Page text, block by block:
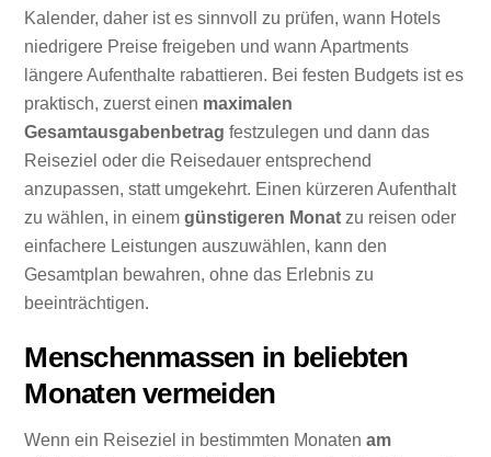
Kalender, daher ist es sinnvoll zu prüfen, wann Hotels
niedrigere Preise freigeben und wann Apartments
längere Aufenthalte rabattieren. Bei festen Budgets ist es
praktisch, zuerst einen maximalen
Gesamtausgabenbetrag festzulegen und dann das
Reiseziel oder die Reisedauer entsprechend
anzupassen, statt umgekehrt. Einen kürzeren Aufenthalt
zu wählen, in einemgünstigeren Monat zu reisen oder
einfachere Leistungen auszuwählen, kann den
Gesamtplan bewahren, ohne das Erlebnis zu
beeinträchtigen.
Menschenmassen in beliebten
Monaten vermeiden
Wenn ein Reiseziel in bestimmten Monatenam